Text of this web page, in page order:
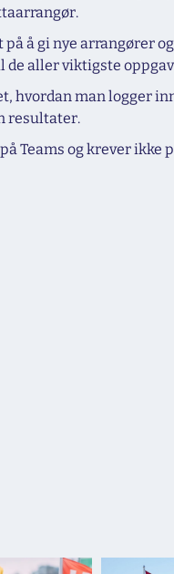
å gi nye arrangører
aller viktigste
hvordan man logger
resultater.
Teams og krever ikke